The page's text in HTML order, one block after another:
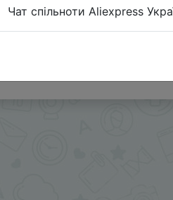
приложении.
или SuperDeals на
Чат спільноти Aliexpress